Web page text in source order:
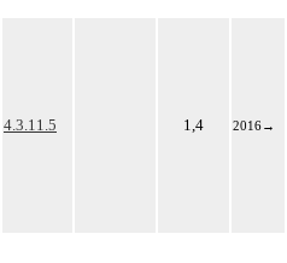
4.3.11.5 1,4 2016→